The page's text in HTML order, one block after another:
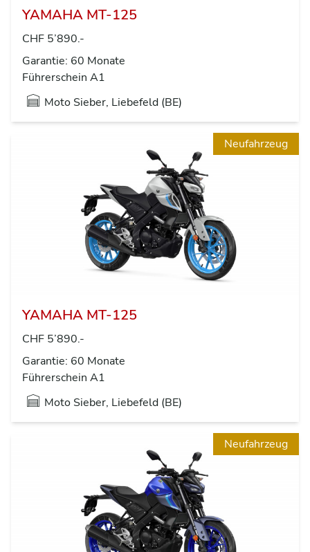
YAMAHA MT-125
CHF 5’890.-
Garantie: 60 Monate
Führerschein A1
Moto Sieber, Liebefeld (BE)
Neufahrzeug
YAMAHA MT-125
CHF 5’890.-
Garantie: 60 Monate
Führerschein A1
Moto Sieber, Liebefeld (BE)
Neufahrzeug